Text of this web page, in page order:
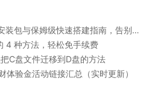
与保姆级快速搭建指南，告别付费云盘
4 种方法，轻松免手续费
C盘文件迁移到D盘的方法
验金活动链接汇总（实时更新）